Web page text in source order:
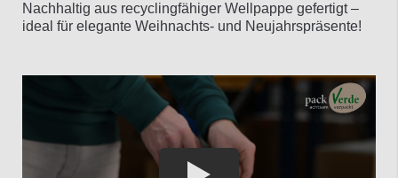
Nachhaltig aus recyclingfähiger Wellpappe gefertigt –
ideal für elegante Weihnachts- und Neujahrspräsente!